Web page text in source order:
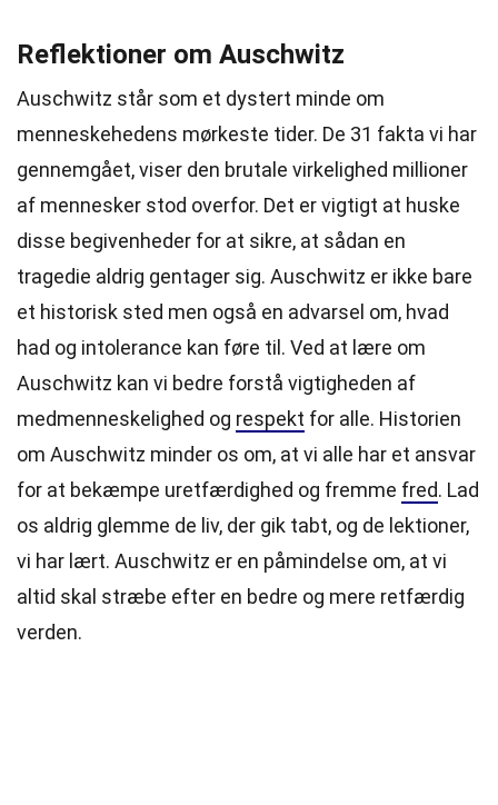
Reflektioner om Auschwitz
Auschwitz står som et dystert minde om
menneskehedens mørkeste tider. De 31 fakta vi har
gennemgået, viser den brutale virkelighed millioner
af mennesker stod overfor. Det er vigtigt at huske
disse begivenheder for at sikre, at sådan en
tragedie aldrig gentager sig. Auschwitz er ikke bare
et historisk sted men også en advarsel om, hvad
had og intolerance kan føre til. Ved at lære om
Auschwitz kan vi bedre forstå vigtigheden af
medmenneskelighed og respekt for alle. Historien
om Auschwitz minder os om, at vi alle har et ansvar
for at bekæmpe uretfærdighed og fremme fred. Lad
os aldrig glemme de liv, der gik tabt, og de lektioner,
vi har lært. Auschwitz er en påmindelse om, at vi
altid skal stræbe efter en bedre og mere retfærdig
verden.